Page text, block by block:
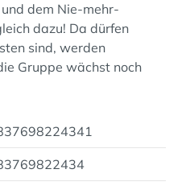
dem Nie-mehr-
dazu! Da dürfen
sind, werden
Gruppe wächst noch